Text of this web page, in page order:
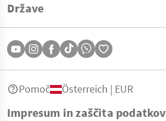
Države
Impresum in zaščita podatkov
Pomoč Österreich | EUR